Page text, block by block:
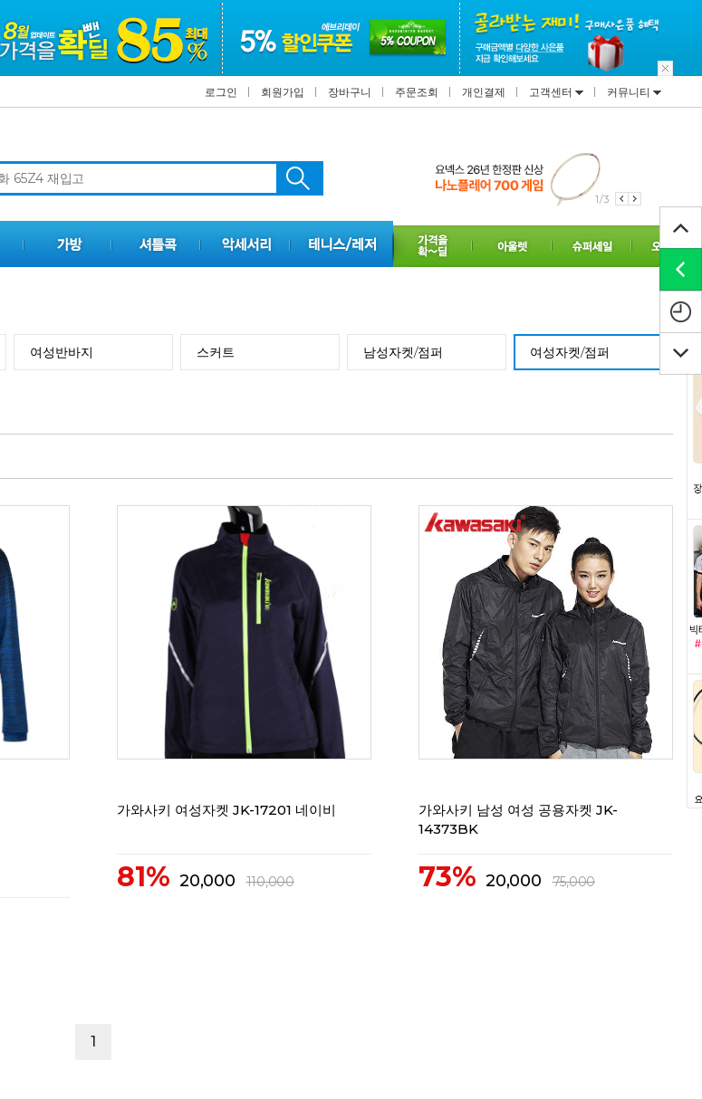
로그인 회원가입 장바구니 주문조회 개인결제 고객센터 커뮤니티
2/3
여성반바지 스커트 남성자켓/점퍼 여성자켓/점퍼
가와사키 여성자켓 JK-17201 네이비
81% 20,000 110,000
가와사키 남성 여성 공용자켓 JK-
14373BK
73% 20,000 75,000
1